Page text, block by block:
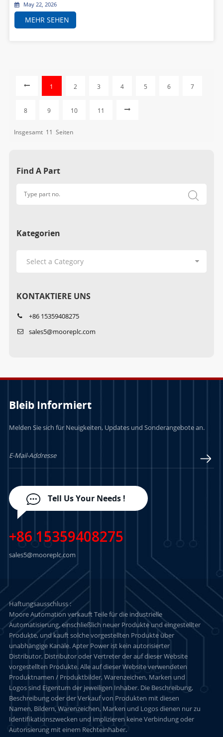
May 22, 2026
MEHR SEHEN
1 2 3 4 5 6 7
8 9 10 11
Insgesamt 11 Seiten
Find A Part
Kategorien
KONTAKTIERE UNS
+86 15359408275
sales5@mooreplc.com
Bleib Informiert
Melden Sie sich für Neuigkeiten, Updates und Sonderangebote an.
Tell Us Your Needs !
+86 15359408275
sales5@mooreplc.com
Haftungsausschluss :
Moore Automation verkauft Teile für die industrielle
Automatisierung, einschließlich neuer Produkte und eingestellter
Produkte, und kauft solche vorgestellten Produkte über
unabhängige Kanäle. Apter Power ist kein autorisierter
Distributor, Distributor oder Vertreter der auf dieser Website
vorgestellten Produkte. Alle auf dieser Website verwendeten
Produktnamen / Produktbilder, Warenzeichen, Marken und
Logos sind Eigentum der jeweiligen Inhaber. Die Beschreibung,
Beschreibung oder der Verkauf von Produkten mit diesen
Namen, Bildern, Warenzeichen, Marken und Logos dienen nur zu
Identifikationszwecken und implizieren keine Verbindung oder
Autorisierung mit einem Rechteinhaber.